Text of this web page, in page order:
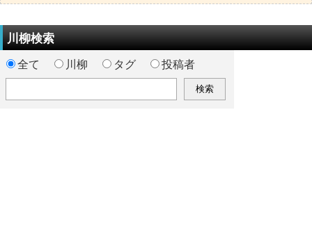
川柳検索
全て 川柳 タグ 投稿者